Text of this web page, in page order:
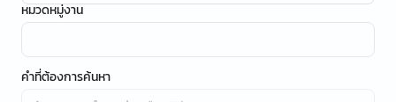
หมวดหมู่งาน
คำที่ต้องการค้นหา